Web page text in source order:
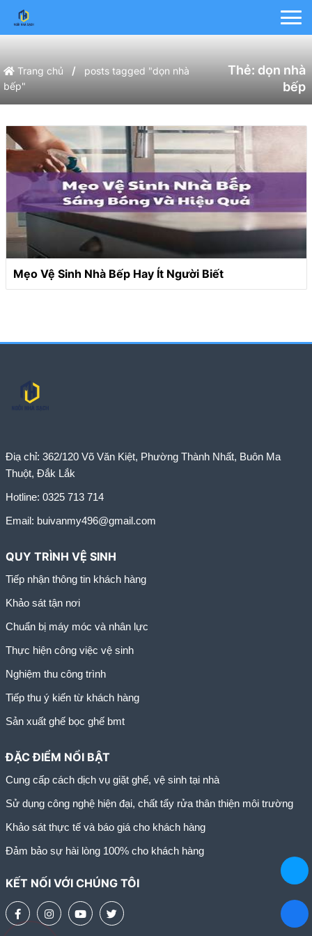
Trang chủ /
posts tagged "dọn nhà
bếp"
Thẻ: dọn nhà
bếp
Mẹo Vệ Sinh Nhà Bếp Hay Ít Người Biết
Điạ chỉ: 362/120 Võ Văn Kiệt, Phường Thành Nhất, Buôn Ma
Thuột, Đắk Lắk
Hotline: 0325 713 714
Email: buivanmy496@gmail.com
QUY TRÌNH VỆ SINH
Tiếp nhận thông tin khách hàng
Khảo sát tận nơi
Chuẩn bị máy móc và nhân lực
Thực hiện công việc vệ sinh
Nghiệm thu công trình
Tiếp thu ý kiến từ khách hàng
Sản xuất ghế bọc ghế bmt
ĐẶC ĐIỂM NỔI BẬT
Cung cấp cách dịch vụ giặt ghế, vệ sinh tại nhà
Sử dụng công nghệ hiện đại, chất tẩy rửa thân thiện môi trường
Khảo sát thực tế và báo giá cho khách hàng
Đảm bảo sự hài lòng 100% cho khách hàng
KẾT NỐI VỚI CHÚNG TÔI